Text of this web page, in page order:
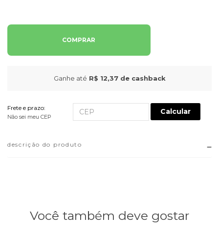
COMPRAR
Ganhe até R$ 12,37de cashback
Frete e prazo:
Não sei meu CEP
Calcular
descrição do produto
Você também deve gostar